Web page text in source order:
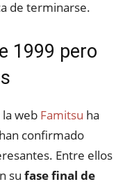
de terminarse.
1999 pero
web Famitsu ha
confirmado
Entre ellos
su fase final de